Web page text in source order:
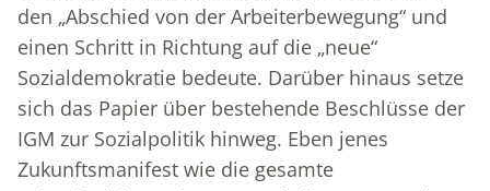
den „Abschied von der Arbeiterbewegung“ und
einen Schritt in Richtung auf die „neue“
Sozialdemokratie bedeute. Darüber hinaus setze
sich das Papier über bestehende Beschlüsse der
IGM zur Sozialpolitik hinweg. Eben jenes
Zukunftsmanifest wie die gesamte